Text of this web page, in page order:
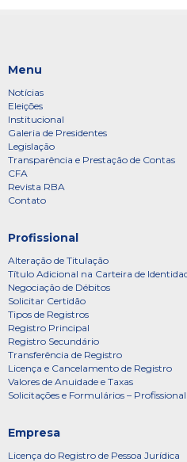
Menu
Notícias
Eleições
Institucional
Galeria de Presidentes
Legislação
Transparência e Prestação de Contas
CFA
Revista RBA
Contato
Profissional
Alteração de Titulação
Título Adicional na Carteira de
Negociação de Débitos
Solicitar Certidão
Tipos de Registros
Registro Principal
Registro Secundário
Transferência de Registro
Licença e Cancelamento de Registro
Valores de Anuidade e Taxas
Solicitações e Formulários – Profissional
Empresa
Licença do Registro de Pessoa Jurídica